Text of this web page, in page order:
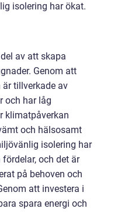
isolering har ökat.
av att skapa
Genom att
tillverkade av
och har låg
klimatpåverkan
och hälsosamt
isolering har
och det är
på behoven och
att investera i
spara energi och